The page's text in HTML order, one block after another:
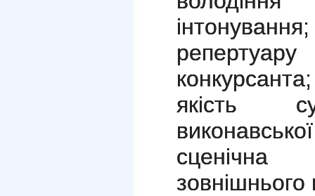
якість
сценічна
зовнішнього